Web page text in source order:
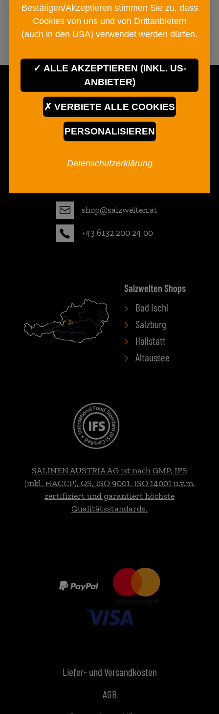
Salzwelten GmbH
Salzbergstraße 21
4830 Hallstatt
shop@salzwelten.at
+43 6132 200 24 00
Salzwelten Shops
Bad Ischl
Salzburg
Hallstatt
Altaussee
SALINEN AUSTRIA AG ist nach GMP, IFS
(inkl. HACCP), QS, ISO 9001, ISO 14001 u.v.m.
zertifiziert und garantiert höchste
Qualitätsstandards.
Liefer- und Versandkosten
AGB
Bestätigen/Akzeptieren stimmen Sie zu, dass
Cookies von uns und von Drittanbietern
(auch in den USA) verwendet werden dürfen.
ALLE AKZEPTIEREN (INKL. US-
ANBIETER)
VERBIETE ALLE COOKIES
PERSONALISIEREN
Datenschutzerklärung